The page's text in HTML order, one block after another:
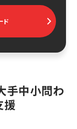
ド
手中小問わ
援